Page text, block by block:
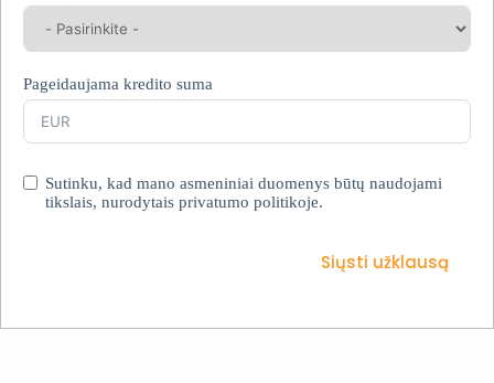
Pageidaujama kredito suma
Sutinku, kad mano asmeniniai duomenys būtų naudojami
tikslais, nurodytais privatumo politikoje.
Siųsti užklausą